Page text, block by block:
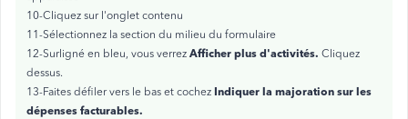
10-Cliquez sur l'onglet contenu
11-Sélectionnez la section du milieu du formulaire
12-Surligné en bleu, vous verrez Afficher plus d'activités. Cliquez
dessus.
13-Faites défiler vers le bas et cochez Indiquer la majoration sur les
dépenses facturables.